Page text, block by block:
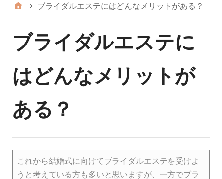
ブライダルエステにはどんなメリットがある？
ブライダルエステに
はどんなメリットが
ある？
これから結婚式に向けてブライダルエステを受けよ
うと考えている方も多いと思いますが、一方でブラ